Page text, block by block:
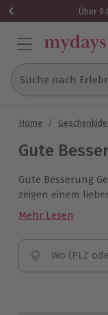
Über
Suche nach
Home /
Gute
Gute Besserung
zeigen einem
wenn es ihm
kreativ “Gute
Genesung.
Mehr Lesen
Wo (PLZ